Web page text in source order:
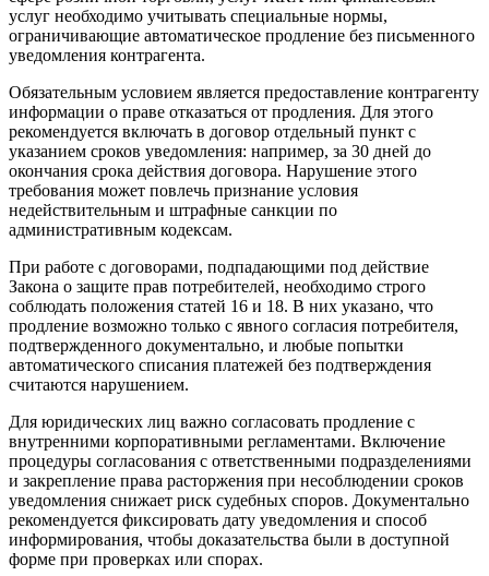
услуг необходимо учитывать специальные нормы,
ограничивающие автоматическое продление без письменного
уведомления контрагента.
Обязательным условием является предоставление контрагенту
информации о праве отказаться от продления. Для этого
рекомендуется включать в договор отдельный пункт с
указанием сроков уведомления: например, за 30 дней до
окончания срока действия договора. Нарушение этого
требования может повлечь признание условия
недействительным и штрафные санкции по
административным кодексам.
При работе с договорами, подпадающими под действие
Закона о защите прав потребителей, необходимо строго
соблюдать положения статей 16 и 18. В них указано, что
продление возможно только с явного согласия потребителя,
подтвержденного документально, и любые попытки
автоматического списания платежей без подтверждения
считаются нарушением.
Для юридических лиц важно согласовать продление с
внутренними корпоративными регламентами. Включение
процедуры согласования с ответственными подразделениями
и закрепление права расторжения при несоблюдении сроков
уведомления снижает риск судебных споров. Документально
рекомендуется фиксировать дату уведомления и способ
информирования, чтобы доказательства были в доступной
форме при проверках или спорах.